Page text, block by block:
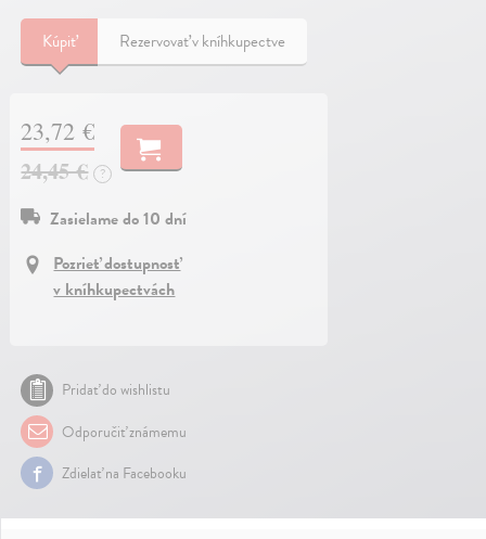
Kúpiť Rezervovať v kníhkupectve
23,72 €
24,45 €
?
Zasielame do 10 dní
Pozrieť dostupnosť
v kníhkupectvách
Pridať do wishlistu
Odporučiť známemu
Zdielať na Facebooku